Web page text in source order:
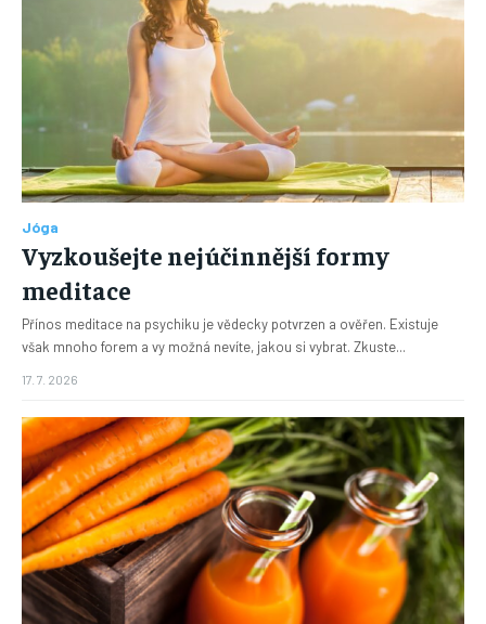
Jóga
Vyzkoušejte nejúčinnější formy
meditace
Přínos meditace na psychiku je vědecky potvrzen a ověřen. Existuje
však mnoho forem a vy možná nevíte, jakou si vybrat. Zkuste...
17. 7. 2026